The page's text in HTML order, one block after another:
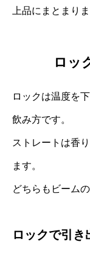
上品にまとまりま
ロッ
ロックは温度を
飲み方です。
ストレートは香
ます。
どちらもビーム
ロックで引き